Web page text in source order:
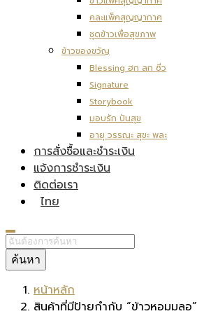
คละแพ็คสุญญากาศ
ชุดข้าวเพื่อสุขภาพ
ข้าวของขวัญ
Blessing ฮก ลก ซิ่ว
Signature
Storybook
มอบรัก ปันสุข
อายุ วรรณะ สุขะ พละ
การสั่งซื้อและชำระเงิน
แจ้งการชำระเงิน
ติดต่อเรา
ไทย
ค้นหา
หน้าหลัก
สินค้าที่มีป้ายกำกับ “ข้าวหอมมลอ”